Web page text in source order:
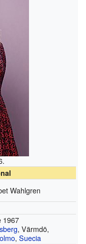
Wahlgren
1967
, Värmdö,
,Suecia